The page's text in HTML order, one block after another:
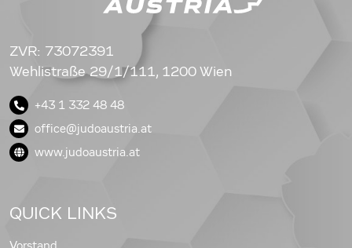
ZVR: 73072391
Wehlistraße 29/1/111, 1200 Wien
+43 1 332 48 48
office@judoaustria.at
www.judoaustria.at
QUICK LINKS